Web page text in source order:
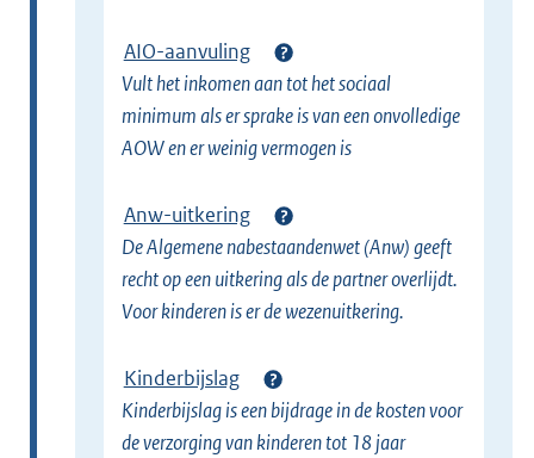
AIO-aanvuling
Vult het inkomen aan tot het sociaal
minimum als er sprake is van een onvolledige
AOW en er weinig vermogen is
Anw-uitkering
De Algemene nabestaandenwet (Anw) geeft
recht op een uitkering als de partner overlijdt.
Voor kinderen is er de wezenuitkering.
Kinderbijslag
Kinderbijslag is een bijdrage in de kosten voor
de verzorging van kinderen tot 18 jaar